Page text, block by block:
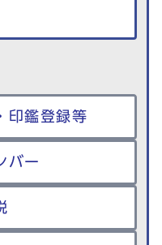
印鑑登録等
バー